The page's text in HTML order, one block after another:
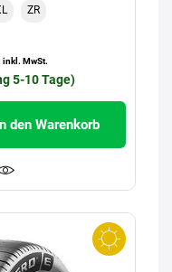
ZR
inkl. MwSt.
5-10 Tage)
den Warenkorb